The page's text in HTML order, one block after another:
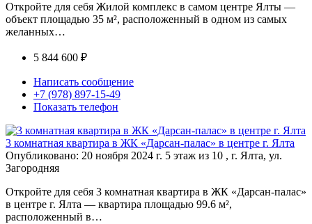
Откройте для себя Жилой комплекс в самом центре Ялты —
объект площадью 35 м², расположенный в одном из самых
желанных…
5 844 600 ₽
Написать сообщение
+7 (978) 897-15-49
Показать телефон
3 комнатная квартира в ЖК «Дарсан-палас» в центре г. Ялта
Опубликовано: 20 ноября 2024 г. 5 этаж из 10 , г. Ялта, ул.
Загородняя
Откройте для себя 3 комнатная квартира в ЖК «Дарсан-палас»
в центре г. Ялта — квартира площадью 99.6 м²,
расположенный в…